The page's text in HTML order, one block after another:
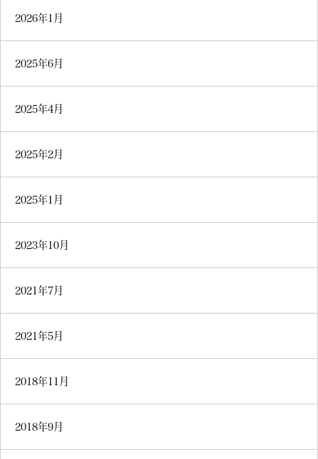
2026年1月
2025年6月
2025年4月
2025年2月
2025年1月
2023年10月
2021年7月
2021年5月
2018年11月
2018年9月